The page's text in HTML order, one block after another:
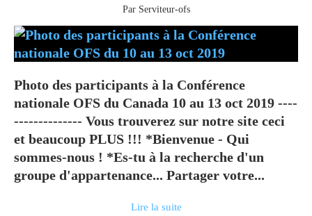
Par Serviteur-ofs
Photo des participants à la Conférence
nationale OFS du Canada 10 au 13 oct 2019 ----
-------------- Vous trouverez sur notre site ceci
et beaucoup PLUS !!! *Bienvenue - Qui
sommes-nous ! *Es-tu à la recherche d'un
groupe d'appartenance... Partager votre...
Lire la suite